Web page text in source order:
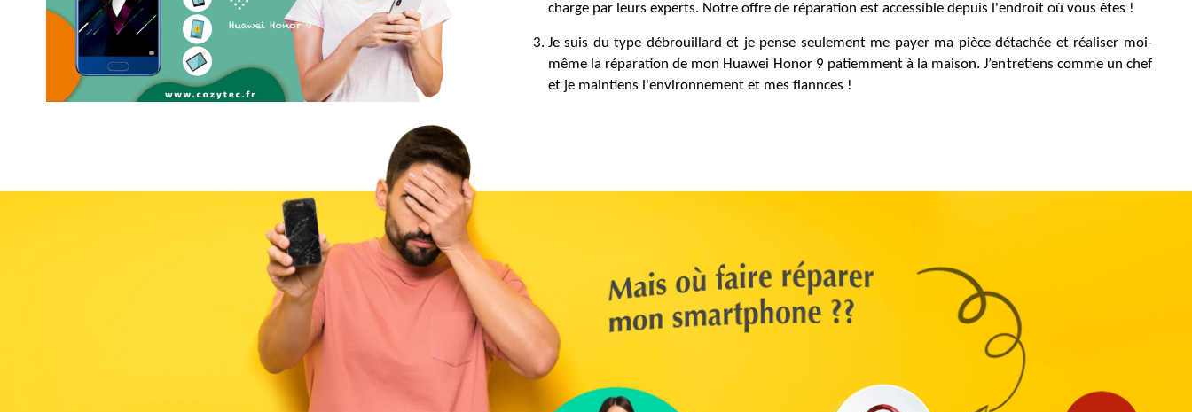
charge par leurs experts. Notre offre de réparation est accessible depuis l'endroit où vous êtes !
Je suis du type débrouillard et je pense seulement me payer ma pièce détachée et réaliser moi-
même la réparation de mon Huawei Honor 9 patiemment à la maison. J’entretiens comme un chef
et je maintiens l'environnement et mes fiannces !